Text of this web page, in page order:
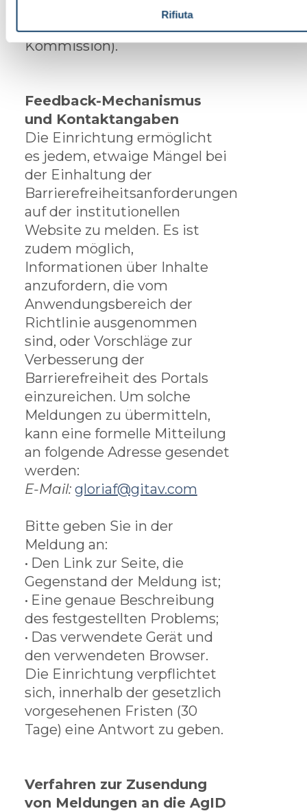
Rifiuta
Durchführungsbeschlusses
(EU) 2018/1523 der
Kommission).
Feedback-Mechanismus
und Kontaktangaben
Die Einrichtung ermöglicht
es jedem, etwaige Mängel bei
der Einhaltung der
Barrierefreiheitsanforderungen
auf der institutionellen
Website zu melden. Es ist
zudem möglich,
Informationen über Inhalte
anzufordern, die vom
Anwendungsbereich der
Richtlinie ausgenommen
sind, oder Vorschläge zur
Verbesserung der
Barrierefreiheit des Portals
einzureichen. Um solche
Meldungen zu übermitteln,
kann eine formelle Mitteilung
an folgende Adresse gesendet
werden:
E-Mail: gloriaf@gitav.com
Bitte geben Sie in der
Meldung an:
• Den Link zur Seite, die
Gegenstand der Meldung ist;
• Eine genaue Beschreibung
des festgestellten Problems;
• Das verwendete Gerät und
den verwendeten Browser.
Die Einrichtung verpflichtet
sich, innerhalb der gesetzlich
vorgesehenen Fristen (30
Tage) eine Antwort zu geben.
Verfahren zur Zusendung
von Meldungen an die AgID